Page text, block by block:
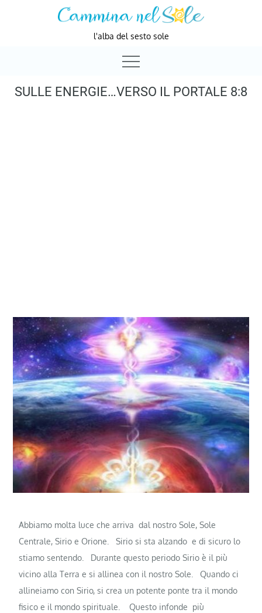
l'alba del sesto sole
SULLE ENERGIE…VERSO IL PORTALE 8:8
Abbiamo molta luce che arriva dal nostro Sole, Sole
Centrale, Sirio e Orione.
Sirio si sta alzando e di sicuro lo
stiamo sentendo.
Durante questo periodo Sirio è il più
vicino alla Terra e si allinea con il nostro Sole.
Quando ci
allineiamo con Sirio, si crea un potente ponte tra il mondo
fisico e il mondo spirituale.
Questo infonde più